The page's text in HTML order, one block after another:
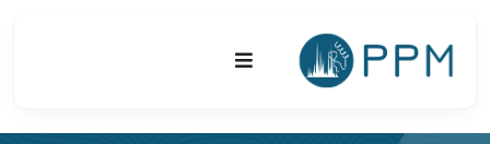
Toggle
Navigation